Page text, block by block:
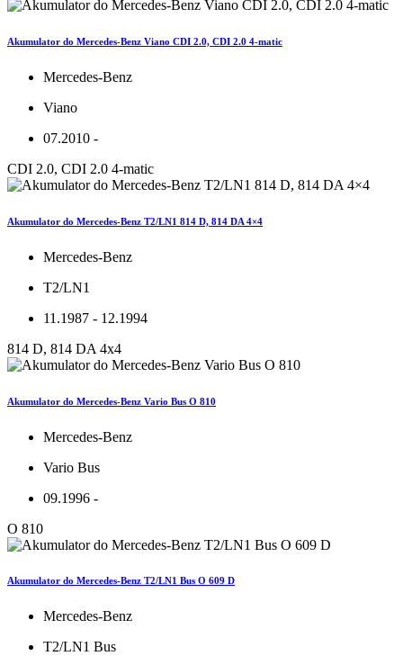
Akumulator do Mercedes-Benz Viano CDI 2.0, CDI 2.0 4-matic
Mercedes-Benz
Viano
07.2010 -
CDI 2.0, CDI 2.0 4-matic
Akumulator do Mercedes-Benz T2/LN1 814 D, 814 DA 4×4
Mercedes-Benz
T2/LN1
11.1987 - 12.1994
814 D, 814 DA 4x4
Akumulator do Mercedes-Benz Vario Bus O 810
Mercedes-Benz
Vario Bus
09.1996 -
O 810
Akumulator do Mercedes-Benz T2/LN1 Bus O 609 D
Mercedes-Benz
T2/LN1 Bus